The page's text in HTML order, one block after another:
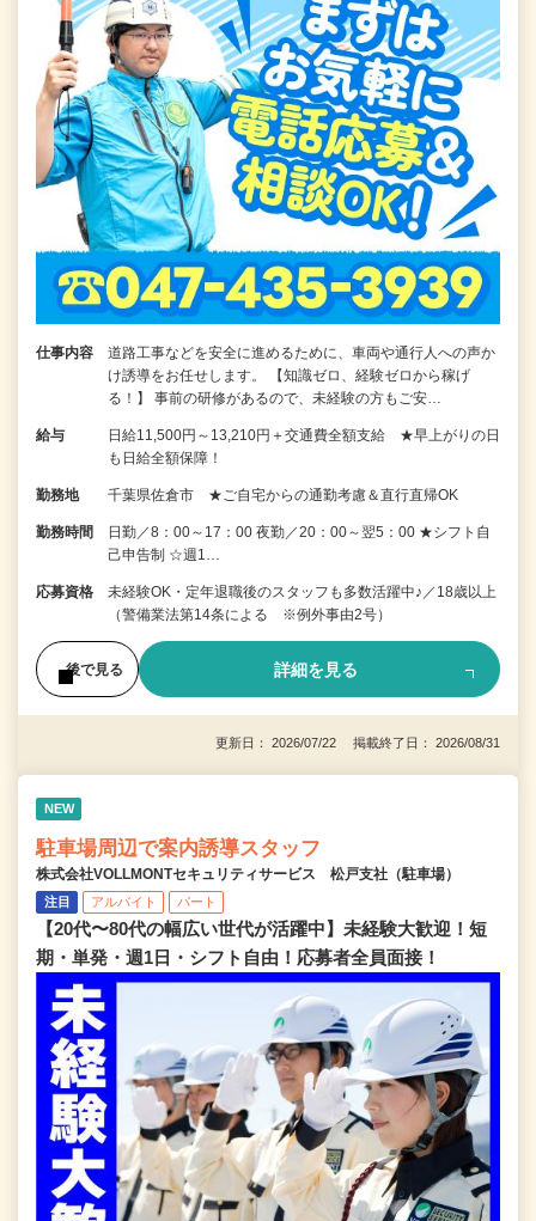
仕事内容
道路工事などを安全に進めるために、車両や通行人への声か
け誘導をお任せします。 【知識ゼロ、経験ゼロから稼げ
る！】 事前の研修があるので、未経験の方もご安…
給与
日給11,500円～13,210円＋交通費全額支給 ★早上がりの日
も日給全額保障！
勤務地 千葉県佐倉市 ★ご自宅からの通勤考慮＆直行直帰OK
勤務時間
日勤／8：00～17：00 夜勤／20：00～翌5：00 ★シフト自
己申告制 ☆週1…
応募資格
未経験OK・定年退職後のスタッフも多数活躍中♪／18歳以上
（警備業法第14条による ※例外事由2号）
後で見る 詳細を見る
更新日： 2026/07/22 掲載終了日： 2026/08/31
NEW
駐車場周辺で案内誘導スタッフ
株式会社VOLLMONTセキュリティサービス 松戸支社（駐車場）
注目 アルバイト パート
【20代〜80代の幅広い世代が活躍中】未経験大歓迎！短
期・単発・週1日・シフト自由！応募者全員面接！